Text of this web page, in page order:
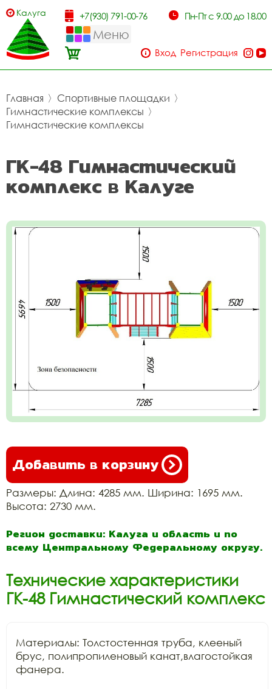
Калуга +7(930) 791-00-76 Пн-Пт с 9.00 до 18.00
Меню
Вход Регистрация
Главная 〉 Спортивные площадки 〉
Гимнастические комплексы 〉
Гимнастические комплексы
ГК-48 Гимнастический
комплекс в Калуге
Добавить в корзину
Размеры: Длина: 4285 мм. Ширина: 1695 мм.
Высота: 2730 мм.
Регион доставки: Калуга и область и по
всему Центральному Федеральному округу.
Технические характеристики
ГК-48 Гимнастический комплекс
Материалы: Толстостенная труба, клееный
брус, полипропиленовый канат,влагостойкая
фанера.